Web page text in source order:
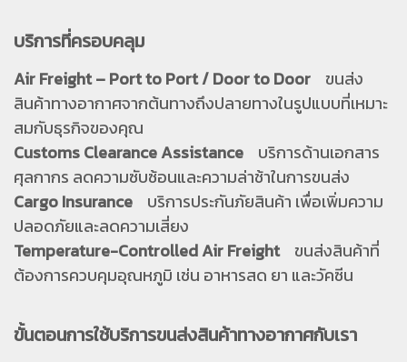
บริการที่ครอบคลุม
Air Freight – Port to Port / Door to Door ขนส่ง
สินค้าทางอากาศจากต้นทางถึงปลายทางในรูปแบบที่เหมาะ
สมกับธุรกิจของคุณ
Customs Clearance Assistance บริการด้านเอกสาร
ศุลกากร ลดความซับซ้อนและความล่าช้าในการขนส่ง
Cargo Insurance บริการประกันภัยสินค้า เพื่อเพิ่มความ
ปลอดภัยและลดความเสี่ยง
Temperature-Controlled Air Freightขนส่งสินค้าที่
ต้องการควบคุมอุณหภูมิ เช่น อาหารสด ยา และวัคซีน
ขั้นตอนการใช้บริการขนส่งสินค้าทางอากาศกับเรา